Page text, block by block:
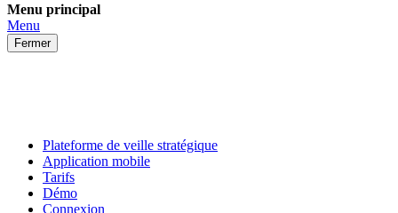
Passer
au
contenu
Menu principal
Menu
Fermer
Plateforme de veille stratégique
Application mobile
Tarifs
Démo
Connexion